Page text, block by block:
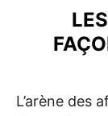
L’arène des